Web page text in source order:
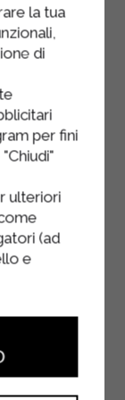
la tua
di
per fini
ulteriori
(ad
e